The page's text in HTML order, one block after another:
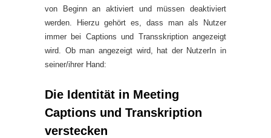
von Beginn an aktiviert und müssen deaktiviert
werden. Hierzu gehört es, dass man als Nutzer
immer bei Captions und Transskription angezeigt
wird. Ob man angezeigt wird, hat der NutzerIn in
seiner/ihrer Hand:
Die Identität in Meeting
Captions und Transkription
verstecken